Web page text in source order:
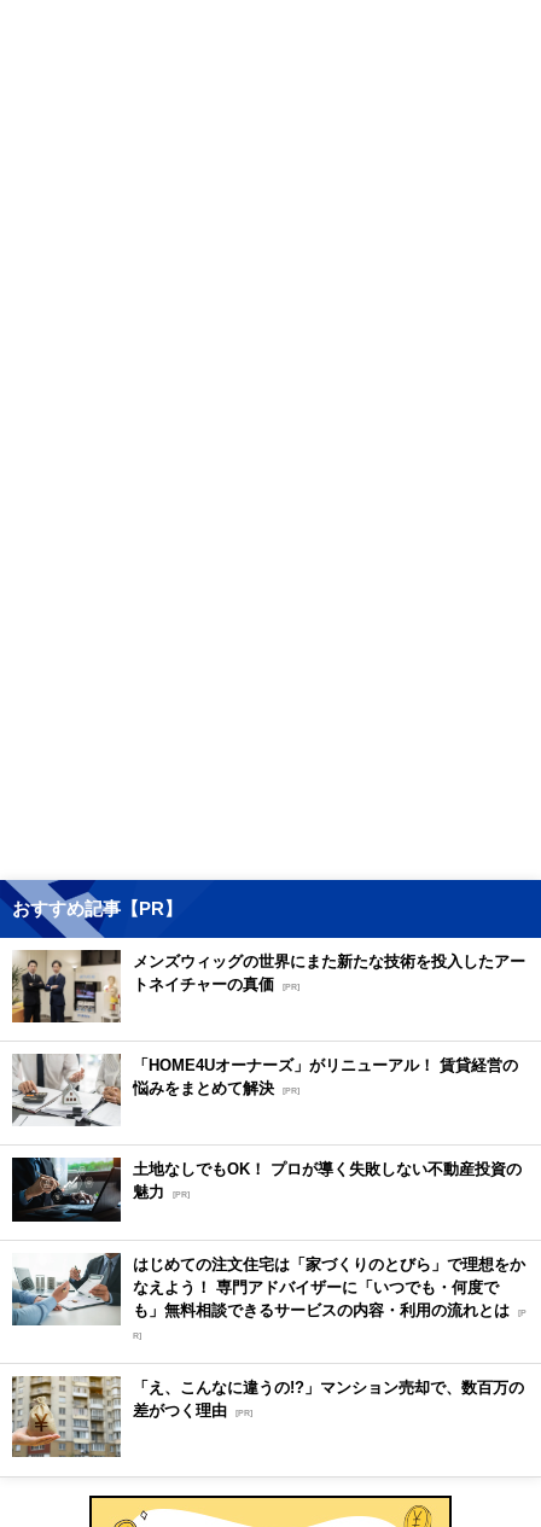
おすすめ記事【PR】
メンズウィッグの世界にまた新たな技術を投入したアー
トネイチャーの真価 [PR]
「HOME4Uオーナーズ」がリニューアル！ 賃貸経営の
悩みをまとめて解決 [PR]
土地なしでもOK！ プロが導く失敗しない不動産投資の
魅力
[PR]
はじめての注文住宅は「家づくりのとびら」で理想をか
なえよう！ 専門アドバイザーに「いつでも・何度で
も」無料相談できるサービスの内容・利用の流れとは [P
R]
「え、こんなに違うの!?」マンション売却で、数百万の
差がつく理由 [PR]